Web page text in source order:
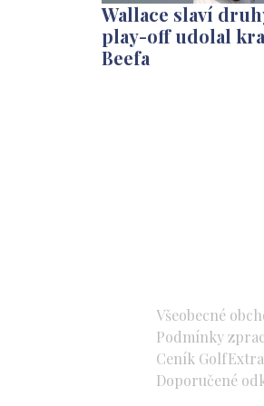
Wallace slaví
play-off udolal
Beefa
Všeobecné
Podmínky
Ceník
Doporučené